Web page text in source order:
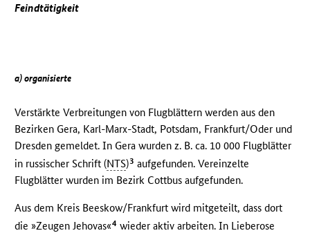
Feindtätigkeit
a) organisierte
Verstärkte Verbreitungen von Flugblättern werden aus den
Bezirken Gera, Karl-Marx-Stadt, Potsdam, Frankfurt/Oder und
Dresden gemeldet. In Gera wurden z. B. ca. 10 000 Flugblätter
in russischer Schrift (NTS)3 aufgefunden. Vereinzelte
Flugblätter wurden im Bezirk Cottbus aufgefunden.
Aus dem Kreis Beeskow/Frankfurt wird mitgeteilt, dass dort
die »Zeugen Jehovas«4 wieder aktiv arbeiten. In Lieberose